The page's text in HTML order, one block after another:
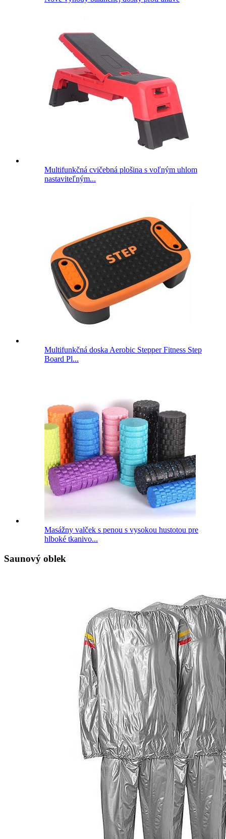
Multifunkčná cvičebná plošina s voľným uhlom
nastaviteľným...
Multifunkčná doska Aerobic Stepper Fitness Step
Board Pl...
Masážny valček s penou s vysokou hustotou pre
hlboké tkanivo...
Saunový oblek